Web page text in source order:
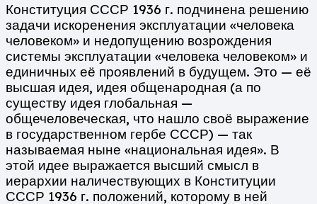
Конституция СССР 1936 г. подчинена решению
задачи искоренения эксплуатации «человека
человеком» и недопущению возрождения
системы эксплуатации «человека человеком» и
единичных её проявлений в будущем. Это — её
высшая идея, идея общенародная (а по
существу идея глобальная —
общечеловеческая, что нашло своё выражение
в государственном гербе СССР) — так
называемая ныне «национальная идея». В
этой идее выражается высший смысл в
иерархии наличествующих в Конституции
СССР 1936 г. положений, которому в ней